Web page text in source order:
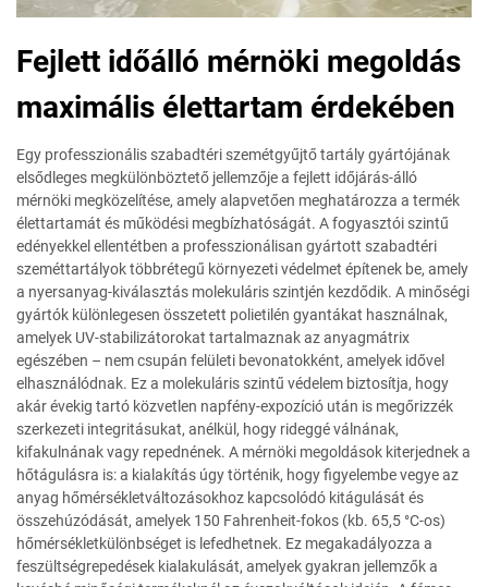
Fejlett időálló mérnöki megoldás
maximális élettartam érdekében
Egy professzionális szabadtéri szemétgyűjtő tartály gyártójának
elsődleges megkülönböztető jellemzője a fejlett időjárás-álló
mérnöki megközelítése, amely alapvetően meghatározza a termék
élettartamát és működési megbízhatóságát. A fogyasztói szintű
edényekkel ellentétben a professzionálisan gyártott szabadtéri
szeméttartályok többrétegű környezeti védelmet építenek be, amely
a nyersanyag-kiválasztás molekuláris szintjén kezdődik. A minőségi
gyártók különlegesen összetett polietilén gyantákat használnak,
amelyek UV-stabilizátorokat tartalmaznak az anyagmátrix
egészében – nem csupán felületi bevonatokként, amelyek idővel
elhasználódnak. Ez a molekuláris szintű védelem biztosítja, hogy
akár évekig tartó közvetlen napfény-expozíció után is megőrizzék
szerkezeti integritásukat, anélkül, hogy rideggé válnának,
kifakulnának vagy repednének. A mérnöki megoldások kiterjednek a
hőtágulásra is: a kialakítás úgy történik, hogy figyelembe vegye az
anyag hőmérsékletváltozásokhoz kapcsolódó kitágulását és
összehúzódását, amelyek 150 Fahrenheit-fokos (kb. 65,5 °C-os)
hőmérsékletkülönbséget is lefedhetnek. Ez megakadályozza a
feszültségrepedések kialakulását, amelyek gyakran jellemzők a